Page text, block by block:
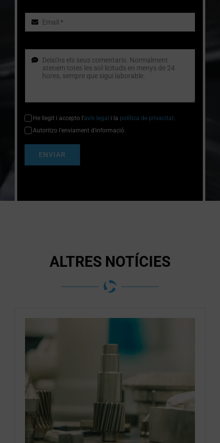
He llegit i accepto l'avís legal i la política de privacitat.
Autoritzo l'enviament d'informació.
ENVIAR
ALTRES NOTÍCIES